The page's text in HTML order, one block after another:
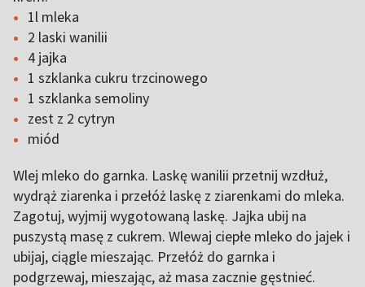
1l mleka
2 laski wanilii
4 jajka
1 szklanka cukru trzcinowego
1 szklanka semoliny
zest z 2 cytryn
miód
Wlej mleko do garnka. Laskę wanilii przetnij wzdłuż,
wydrąż ziarenka i przełóż laskę z ziarenkami do mleka.
Zagotuj, wyjmij wygotowaną laskę. Jajka ubij na
puszystą masę z cukrem. Wlewaj ciepłe mleko do jajek i
ubijaj, ciągle mieszając. Przełóż do garnka i
podgrzewaj, mieszając, aż masa zacznie gęstnieć.